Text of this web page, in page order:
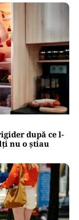
după ce l-
nu o știau